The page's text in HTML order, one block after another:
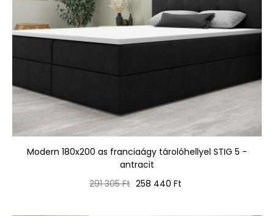
Modern 180x200 as franciaágy tárolóhellyel STIG 5 -
antracit
Normál
291 305 Ft Ár
258 440 Ft